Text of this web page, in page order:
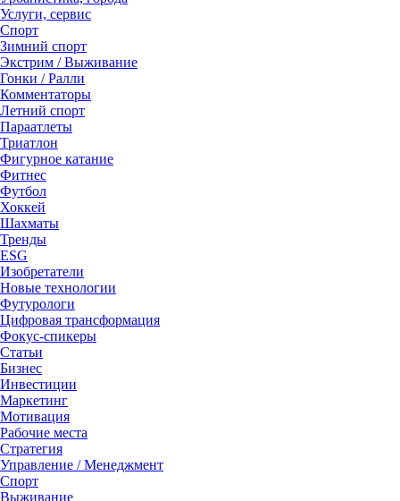
Услуги, сервис
Спорт
Зимний спорт
Экстрим / Выживание
Гонки / Ралли
Комментаторы
Летний спорт
Параатлеты
Триатлон
Фигурное катание
Фитнес
Футбол
Хоккей
Шахматы
Тренды
ESG
Изобретатели
Новые технологии
Футурологи
Цифровая трансформация
Фокус-спикеры
Статьи
Бизнес
Инвестиции
Маркетинг
Мотивация
Рабочие места
Стратегия
Управление / Менеджмент
Спорт
Выживание